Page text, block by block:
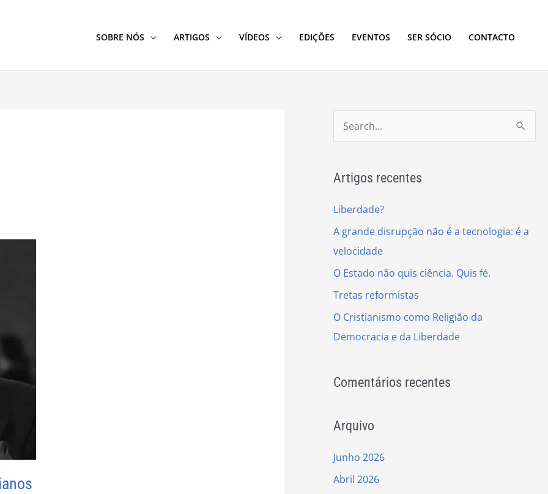
SOBRE NÓS ARTIGOS VÍDEOS EDIÇÕES EVENTOS SER SÓCIO CONTACTO
c
h
f
Artigos recentes
Liberdade?
A grande disrupção não é a tecnologia: é a
velocidade
O Estado não quis ciência. Quis fé.
Tretas reformistas
O Cristianismo como Religião da
Democracia e da Liberdade
Comentários recentes
Arquivo
Junho 2026
Abril 2026